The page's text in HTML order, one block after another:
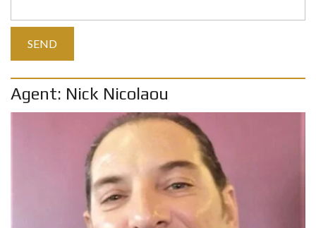
Agent: Nick Nicolaou